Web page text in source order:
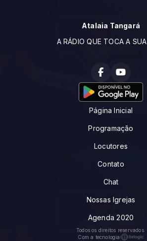
Atalaia Tangará
A RÁDIO QUE TOCA A
Página Inicial
Programação
Locutores
Contato
Chat
Nossas Igrejas
Agenda 2020
Todos os direitos reservados.
Com a tecnologia